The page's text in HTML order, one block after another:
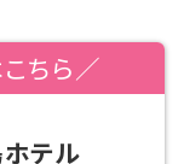
ちら／
テル